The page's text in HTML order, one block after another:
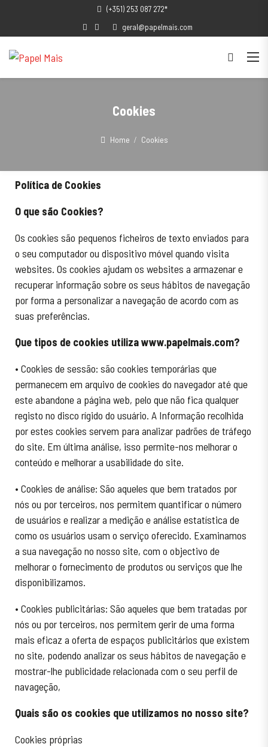
(+351) 253 087 272*
geral@papelmais.com
Cookies
Home Cookies
Política de Cookies
O que são Cookies?
Os cookies são pequenos ficheiros de texto enviados para
o seu computador ou dispositivo móvel quando visita
websites. Os cookies ajudam os websites a armazenar e
recuperar informação sobre os seus hábitos de navegação
por forma a personalizar a navegação de acordo com as
suas preferências.
Que tipos de cookies utiliza www.papelmais.com?
• Cookies de sessão: são cookies temporárias que
permanecem em arquivo de cookies do navegador até que
este abandone a página web, pelo que não fica qualquer
registo no disco rígido do usuário. A Informação recolhida
por estes cookies servem para analizar padrões de tráfego
do site. Em última análise, isso permite-nos melhorar o
conteúdo e melhorar a usabilidade do site.
• Cookies de análise: São aqueles que bem tratados por
nós ou por terceiros, nos permitem quantificar o número
de usuários e realizar a medição e análise estatística de
como os usuários usam o serviço oferecido. Examinamos
a sua navegação no nosso site, com o objectivo de
melhorar o fornecimento de produtos ou serviços que lhe
disponibilizamos.
• Cookies publicitárias: São aqueles que bem tratadas por
nós ou por terceiros, nos permitem gerir de uma forma
mais eficaz a oferta de espaços publicitários que existem
no site, podendo analizar os seus hábitos de navegação e
mostrar-lhe publicidade relacionada com o seu perfil de
navageção,
Quais são os cookies que utilizamos no nosso site?
Cookies próprias